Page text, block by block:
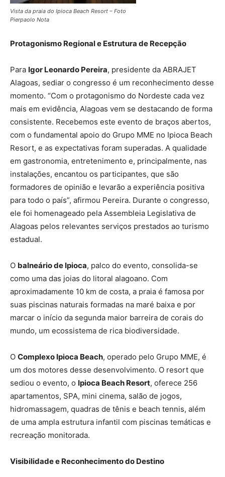
Vista da praia do Ipioca Beach Resort – Foto
Pierpaolo Nota
Protagonismo Regional e Estrutura de Recepção
Para Igor Leonardo Pereira, presidente da ABRAJET
Alagoas, sediar o congresso é um reconhecimento desse
momento. “Com o protagonismo do Nordeste cada vez
mais em evidência, Alagoas vem se destacando de forma
consistente. Recebemos este evento de braços abertos,
com o fundamental apoio do Grupo MME no Ipioca Beach
Resort, e as expectativas foram superadas. A qualidade
em gastronomia, entretenimento e, principalmente, nas
instalações, encantou os participantes, que são
formadores de opinião e levarão a experiência positiva
para todo o país”, afirmou Pereira. Durante o congresso,
ele foi homenageado pela Assembleia Legislativa de
Alagoas pelos relevantes serviços prestados ao turismo
estadual.
O balneário de Ipioca, palco do evento, consolida-se
como uma das joias do litoral alagoano. Com
aproximadamente 10 km de costa, a praia é famosa por
suas piscinas naturais formadas na maré baixa e por
marcar o início da segunda maior barreira de corais do
mundo, um ecossistema de rica biodiversidade.
O Complexo Ipioca Beach, operado pelo Grupo MME, é
um dos motores desse desenvolvimento. O resort que
sediou o evento, o Ipioca Beach Resort, oferece 256
apartamentos, SPA, mini cinema, salão de jogos,
hidromassagem, quadras de tênis e beach tennis, além
de uma ampla estrutura infantil com piscinas temáticas e
recreação monitorada.
Visibilidade e Reconhecimento do Destino